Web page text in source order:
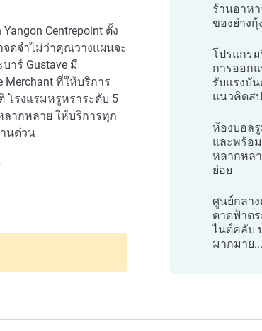
Centrepoint ตั้ง
ดจำไม่ว่าคุณวางแผนจะ
าร์ Gustave มี
ที่ให้บริการ
โรงแรมหรูหราระดับ 5
ลากหลาย ให้บริการทุก
นด่วน
เลือกพักที่โรงแรม
มียนมาร์
รงแรมที่ผสมผสานวิถีชีวิต
ร้านอาห
ของย่างกุ้
โปรแกร
การออก
รับแรงบั
แนวคิดส
ห้องบอล
และพร้อ
หลากหล
ย่อย
ศูนย์กลา
ดาดฟ้าต
ไนต์คลับ
มากมาย...